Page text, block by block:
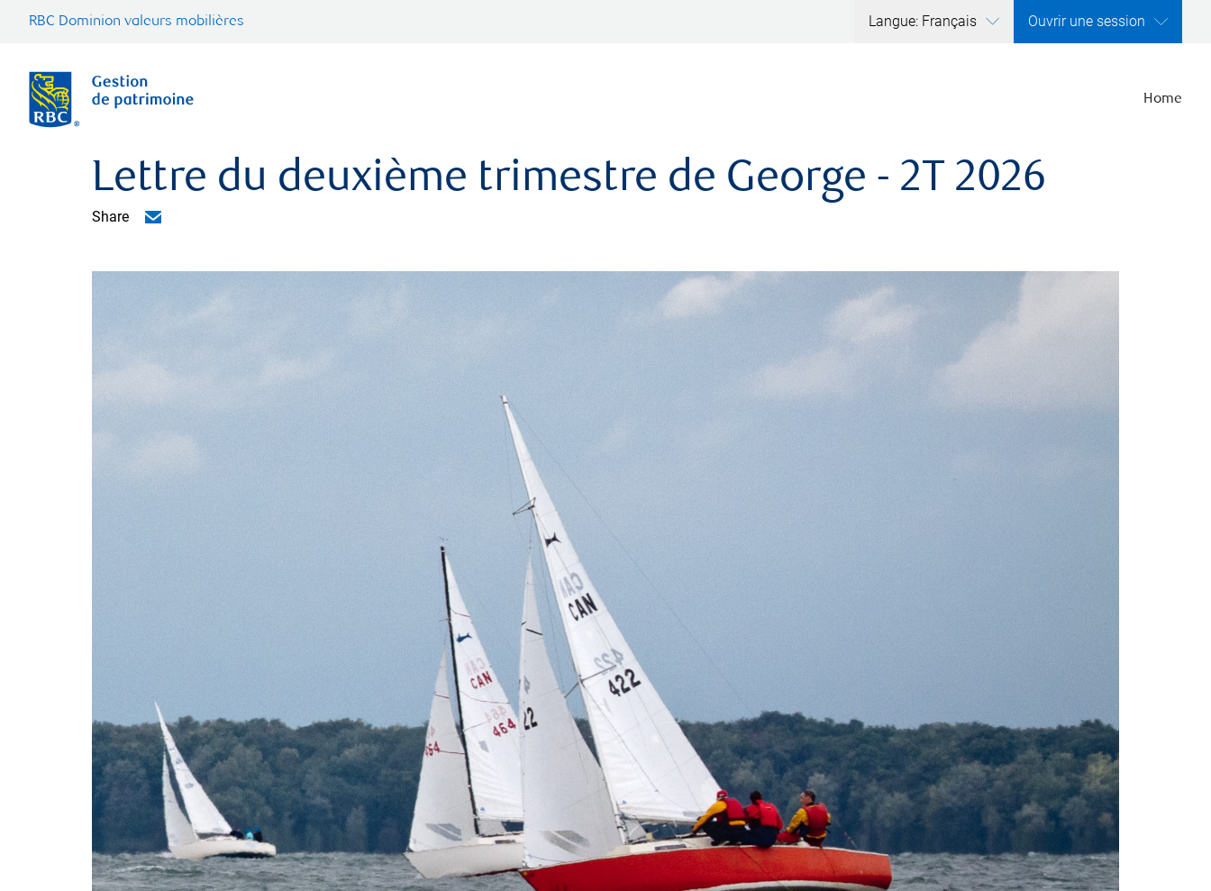
RBC Dominion valeurs mobilières Langue: Français Ouvrir une session
Home
Lettre du deuxième trimestre de George - 2T 2026
Share